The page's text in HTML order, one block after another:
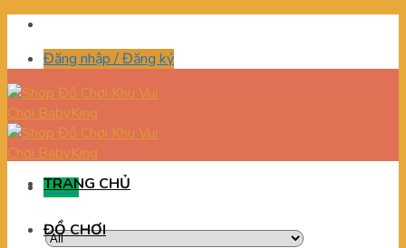
Skip
contentĐăng nhập / Đăng ký
Menu
TRANG CHỦ
ĐỒ CHƠI